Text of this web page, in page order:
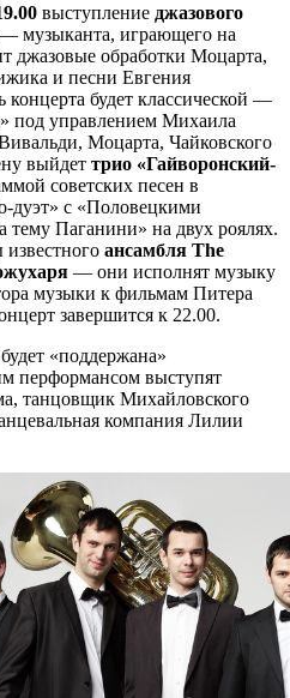
выступление джазового
— музыканта, играющего на
джазовые обработки Моцарта,
и песни Евгения
будет классической —
под управлением Михаила
Моцарта, Чайковского
выйдет трио «Гайворонский-
советских песен в
дуэт» c «Половецкими
Паганини» на двух роялях.
ансамбля The
— они исполнят музыку
музыки к фильмам Питера
завершится к 22.00.
«поддержана»
перформансом выступят
танцовщик Михайловского
компания Лилии